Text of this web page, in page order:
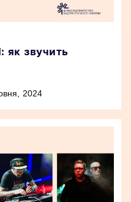
як звучить
2024